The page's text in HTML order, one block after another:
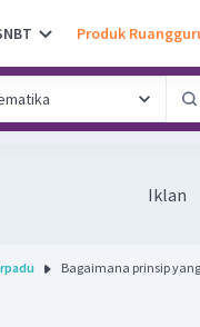
Produk
Iklan
Bagaimana prinsip